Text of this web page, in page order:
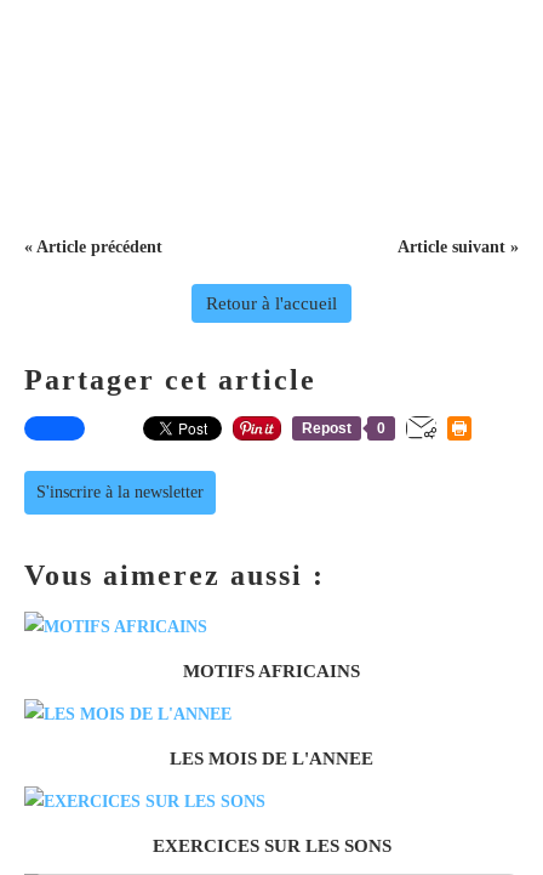
« Article précédent Article suivant »
Retour à l'accueil
Partager cet article
Repost 0
S'inscrire à la newsletter
Vous aimerez aussi :
MOTIFS AFRICAINS
LES MOIS DE L'ANNEE
EXERCICES SUR LES SONS